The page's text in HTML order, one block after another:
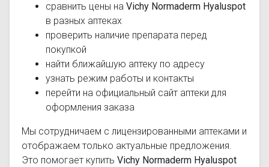
сравнить цены на Vichy Normaderm Hyaluspot
в разных аптеках
проверить наличие препарата перед
покупкой
найти ближайшую аптеку по адресу
узнать режим работы и контакты
перейти на официальный сайт аптеки для
оформления заказа
Мы сотрудничаем с лицензированными аптеками и
отображаем только актуальные предложения.
Это помогает купить Vichy Normaderm Hyaluspot